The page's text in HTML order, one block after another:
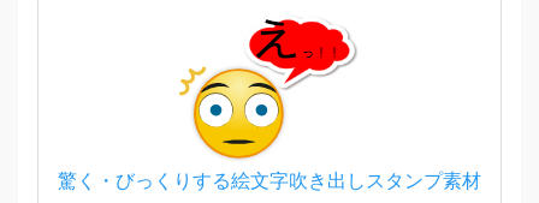
驚く・びっくりする絵文字吹き出しスタンプ素材